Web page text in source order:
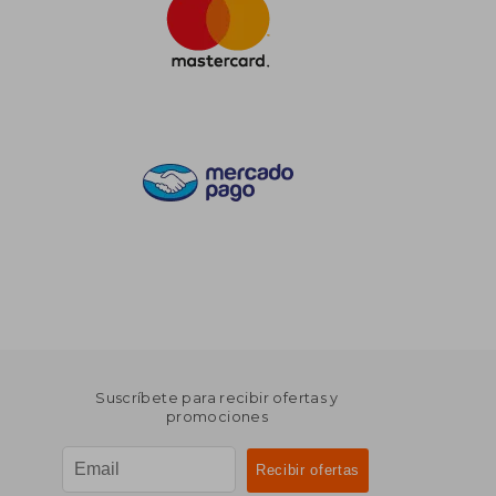
Suscríbete para recibir ofertas y
promociones